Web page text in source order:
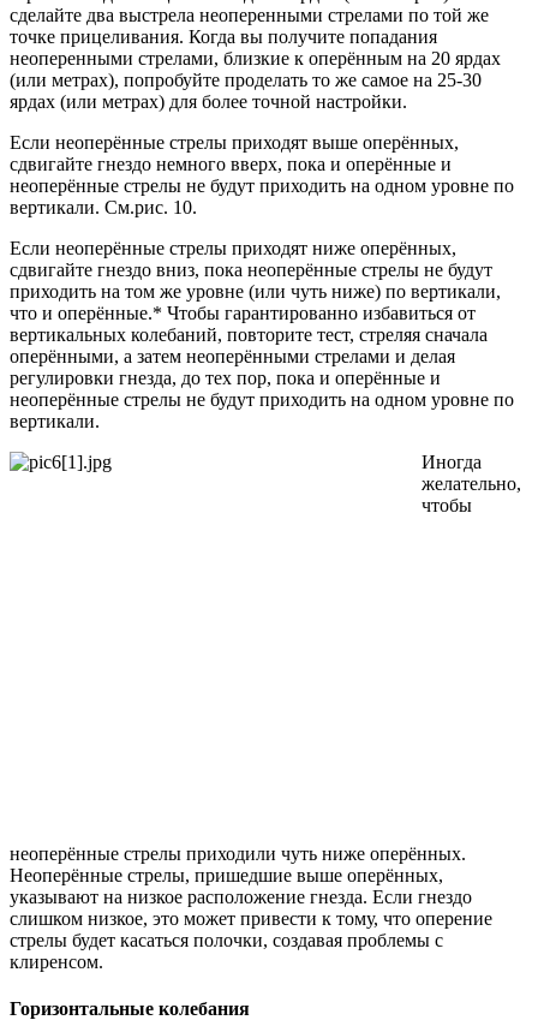
сделайте два выстрела неоперенными стрелами по той же
точке прицеливания. Когда вы получите попадания
неоперенными стрелами, близкие к оперённым на 20 ярдах
(или метрах), попробуйте проделать то же самое на 25-30
ярдах (или метрах) для более точной настройки.
Если неоперённые стрелы приходят выше оперённых,
сдвигайте гнездо немного вверх, пока и оперённые и
неоперённые стрелы не будут приходить на одном уровне по
вертикали. См.рис. 10.
Если неоперённые стрелы приходят ниже оперённых,
сдвигайте гнездо вниз, пока неоперённые стрелы не будут
приходить на том же уровне (или чуть ниже) по вертикали,
что и оперённые.* Чтобы гарантированно избавиться от
вертикальных колебаний, повторите тест, стреляя сначала
оперёнными, а затем неоперёнными стрелами и делая
регулировки гнезда, до тех пор, пока и оперённые и
неоперённые стрелы не будут приходить на одном уровне по
вертикали.
Иногда
желательно,
чтобы
неоперённые стрелы приходили чуть ниже оперённых.
Неоперённые стрелы, пришедшие выше оперённых,
указывают на низкое расположение гнезда. Если гнездо
слишком низкое, это может привести к тому, что оперение
стрелы будет касаться полочки, создавая проблемы с
клиренсом.
Горизонтальные колебания